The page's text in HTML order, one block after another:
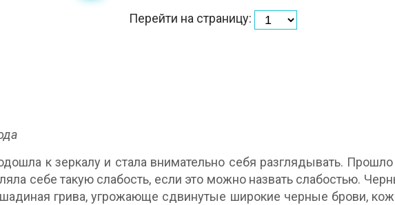
Перейти на страницу:
к зеркалу и стала внимательно себя разглядывать.
себе такую слабость, если это можно назвать слабостью.
грива, угрожающе сдвинутые широкие черные брови,